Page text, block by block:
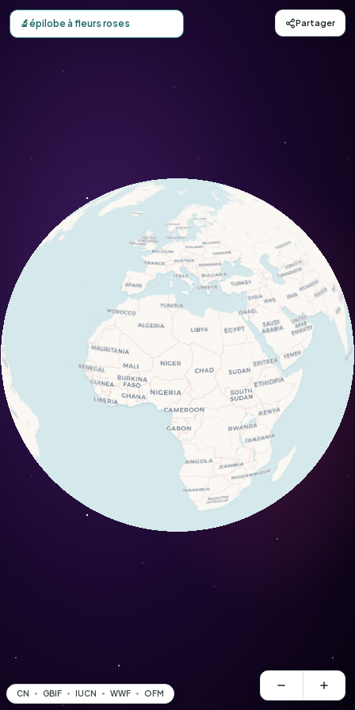
Carte d'observation du épilobe à fleurs roses (Epilobium
🔬épilobe à fleurs roses Partager
CN GBIF IUCN WWF OFM